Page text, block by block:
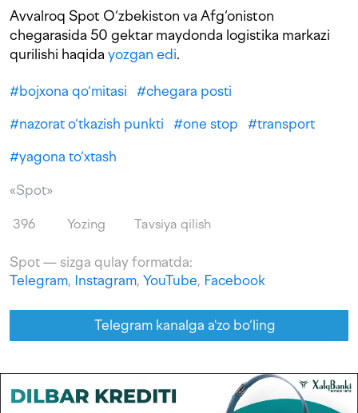
Avvalroq Spot O‘zbekiston va Afg‘oniston
chegarasida 50 gektar maydonda logistika markazi
qurilishi haqida yozgan edi.
#bojxona qo‘mitasi #chegara posti
#nazorat o‘tkazish punkti #one stop #transport
#yagona to‘xtash
«Spot»
396 Yozing Tavsiya qilish
Spot — sizga qulay formatda:
Telegram, Instagram, YouTube, Facebook
Telegram kanalga a'zo bo‘ling